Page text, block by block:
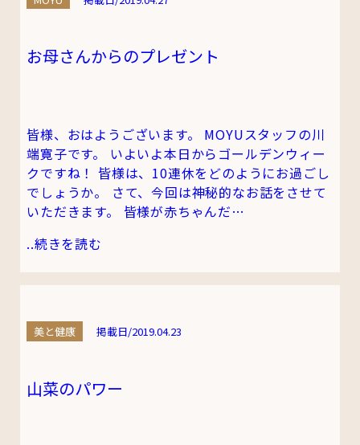
お母さんからのプレゼント
皆様、おはようございます。 MOYUスタッフの川
端寛子です。 いよいよ本日からゴールデンウィー
クですね！ 皆様は、10連休をどのようにお過ごし
でしょうか。 さて、今回は神秘的なお話をさせて
いただきます。 皆様が赤ちゃんだ…
..続きを読む
美と健康 掲載日/2019.04.23
山菜のパワー